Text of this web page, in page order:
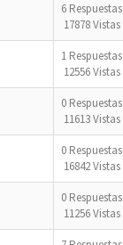
6 Respuestas
17878 Vistas
1 Respuestas
12556 Vistas
0 Respuestas
11613 Vistas
0 Respuestas
16842 Vistas
0 Respuestas
11256 Vistas